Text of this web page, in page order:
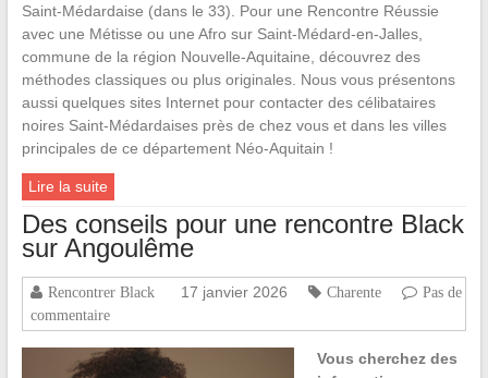
Saint-Médardaise (dans le 33). Pour une Rencontre Réussie
avec une Métisse ou une Afro sur Saint-Médard-en-Jalles,
commune de la région Nouvelle-Aquitaine, découvrez des
méthodes classiques ou plus originales. Nous vous présentons
aussi quelques sites Internet pour contacter des célibataires
noires Saint-Médardaises près de chez vous et dans les villes
principales de ce département Néo-Aquitain !
Lire la suite
Des conseils pour une rencontre Black
sur Angoulême
Rencontrer Black 17 janvier 2026 Charente
Pas de
commentaire
Vous cherchez des